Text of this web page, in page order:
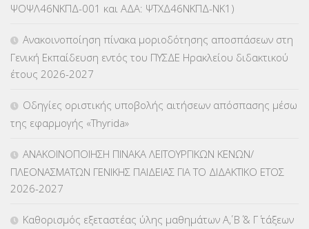
ΚΕΣΥΠ(109)
ΚΠγ – ΚΡΑΤΙΚΟ ΠΙΣΤΟΠΟΙΗΤΙΚΟ ΓΛΩΣΣΟΜΑΘΕΙΑΣ(135)
ΚΠπ- ΚΡΑΤΙΚΟ ΠΙΣΤΟΠΟΙΗΤΙΚΟ ΠΛΗΡΟΦΟΡΙΚΗΣ
ΛΟΙΠΑ(309)
ΜΕΤΑΘΕΣΕΙΣ-ΤΟΠΟΘΕΤΗΣΕΙΣ ΒΕΛΤΙΩΣΕΙΣ(319)
ΨΟΨΛ46ΝΚΠΔ-001 και ΑΔΑ: ΨΤΧΔ46ΝΚΠΔ-ΝΚ1)
Ανακοινοποίηση πίνακα μοριοδότησης αποσπάσεων στη
Γενική Εκπαίδευση εντός του ΠΥΣΔΕ Ηρακλείου διδακτικού
έτους 2026-2027
Οδηγίες οριστικής υποβολής αιτήσεων απόσπασης μέσω
της εφαρμογής «Thyrida»
ΑΝΑΚΟΙΝΟΠΟΙΗΣΗ ΠΙΝΑΚΑ ΛΕΙΤΟΥΡΓΙΚΩΝ ΚΕΝΩΝ/
ΠΛΕΟΝΑΣΜΑΤΩΝ ΓΕΝΙΚΗΣ ΠΑΙΔΕΙΑΣ ΓΙΑ ΤΟ ΔΙΔΑΚΤΙΚΟ ΕΤΟΣ
2026-2027
Καθορισμός εξεταστέας ύλης μαθημάτων Α΄, Β΄ & Γ΄ τάξεων